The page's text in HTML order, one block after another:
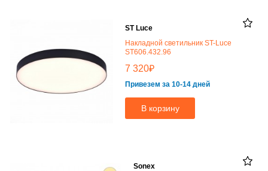
ST Luce
Накладной светильник ST-Luce
ST606.432.96
7 320₽
Привезем за 10-14 дней
В корзину
Sonex